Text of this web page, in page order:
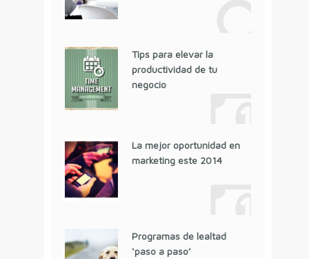
Tips para elevar la
productividad de tu
negocio
La mejor oportunidad en
marketing este 2014
Programas de lealtad
‘paso a paso’